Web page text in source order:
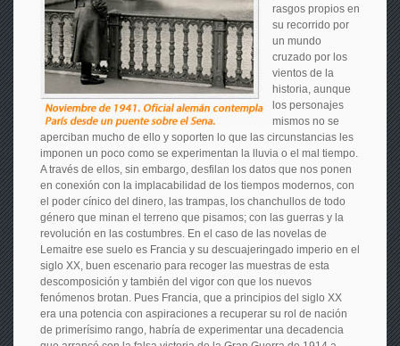
rasgos propios en
su recorrido por
un mundo
cruzado por los
vientos de la
historia, aunque
los personajes
mismos no se
aperciban mucho de ello y soporten lo que las circunstancias les
imponen un poco como se experimentan la lluvia o el mal tiempo.
A través de ellos, sin embargo, desfilan los datos que nos ponen
en conexión con la implacabilidad de los tiempos modernos, con
el poder cínico del dinero, las trampas, los chanchullos de todo
género que minan el terreno que pisamos; con las guerras y la
revolución en las costumbres. En el caso de las novelas de
Lemaitre ese suelo es Francia y su descuajeringado imperio en el
siglo XX, buen escenario para recoger las muestras de esta
descomposición y también del vigor con que los nuevos
fenómenos brotan. Pues Francia, que a principios del siglo XX
era una potencia con aspiraciones a recuperar su rol de nación
de primerísimo rango, habría de experimentar una decadencia